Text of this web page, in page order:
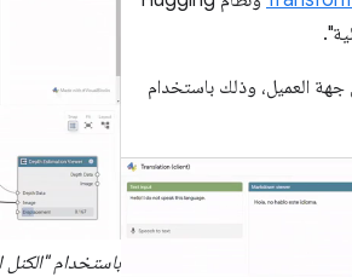
باستخدام "الكتل
جهة العميل، وذلك باستخدام